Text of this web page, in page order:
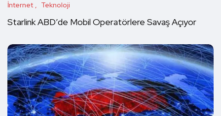
İnternet Teknoloji
Starlink ABD’de Mobil Operatörlere Savaş Açıyor